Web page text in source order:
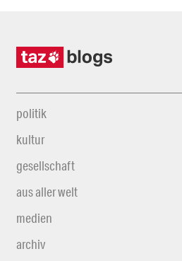
politik
kultur
gesellschaft
aus aller welt
medien
archiv